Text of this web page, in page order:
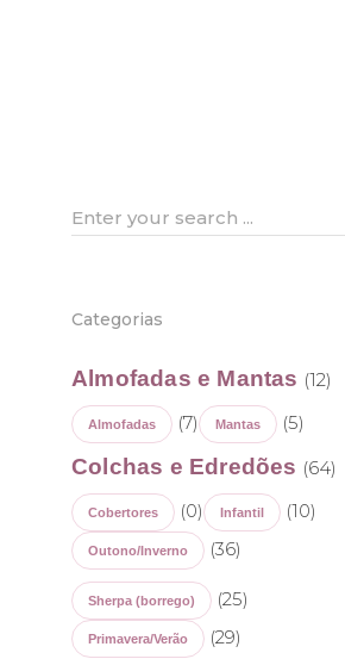
Search
Categorias
Almofadas e Mantas (12)
Almofadas (7) Mantas (5)
Colchas e Edredões (64)
Cobertores (0) Infantil (10)
Outono/Inverno (36)
Sherpa (borrego) (25)
Primavera/Verão (29)